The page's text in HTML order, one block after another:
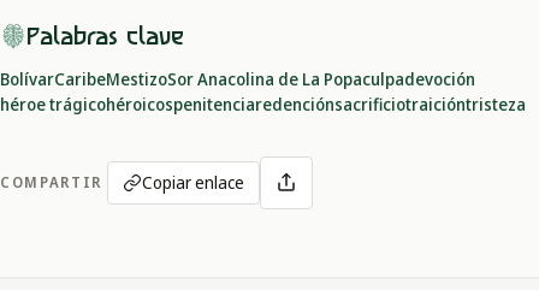
Palabras clave
BolívarCaribeMestizoSor Anacolina de La Popaculpadevoción
héroe trágicohéroicospenitenciaredenciónsacrificiotraicióntristeza
COMPARTIR Copiar enlace